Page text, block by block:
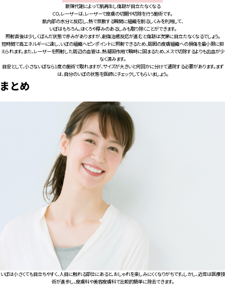
新陳代謝によって肌再生し傷跡が目立たなくなる
CO₂レーザーは、レーザーで皮膚の切開や切除を行う施術です。
肌内部の水分と反応し、熱で蒸散する瞬間に組織を削るしくみを利用して、
いぼはもちろん、ほくろや厚みのあるしみも取り除くことができます。
照射直後は少しくぼんだ状態で赤みがありますが、創傷治癒反応が進むと傷跡は次第に目立たなくなるでしょう。
短時間で高エネルギーに達し、いぼの組織へピンポイントに照射できるため、周囲の皮膚組織への損傷を最小限に抑
えられます。また、レーザーを照射した周辺の血管は、熱凝固作用で瞬時に固まるため、メスで切除するよりも出血が少
なく済みます。
目安として、小さないぼなら1度の施術で取れますが、サイズが大きいと何回かに分けて通院する必要があります。まず
は、自分のいぼの状態を医師にチェックしてもらいましょう。
まとめ
いぼは小さくても目立ちやすく、人目に触れる部位にあると、おしゃれを楽しみにくくなりがちです。しかし、近年は医療技
術が進歩し、皮膚科や美容皮膚科で比較的簡単に除去できます。